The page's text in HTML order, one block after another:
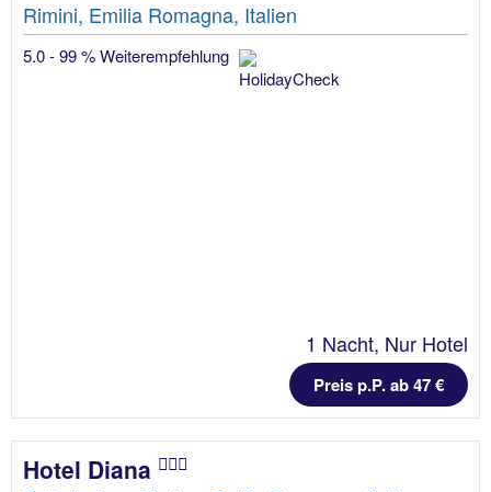
Rimini, Emilia Romagna, Italien
5.0 - 99 % Weiterempfehlung
1 Nacht, Nur Hotel
Preis p.P. ab 47 €
Hotel Diana